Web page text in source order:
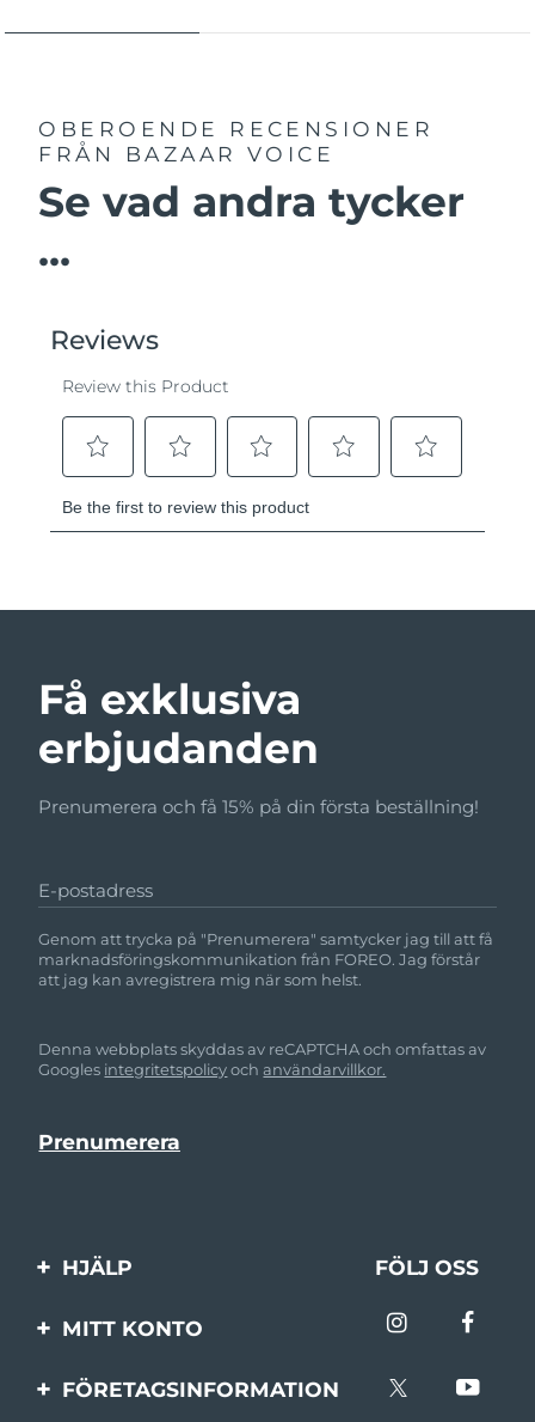
OBEROENDE RECENSIONER
FRÅN BAZAAR VOICE
Se vad andra tycker
...
Få exklusiva
erbjudanden
Prenumerera och få 15% på din första beställning!
E-postadress
Genom att trycka på "Prenumerera" samtycker jag till att få
marknadsföringskommunikation från FOREO. Jag förstår
att jag kan avregistrera mig när som helst.
Denna webbplats skyddas av reCAPTCHA och omfattas av
Googles integritetspolicyochanvändarvillkor.
HJÄLP
Kontakta oss
FÖLJ OSS
MITT KONTO
Produktregistrering
FÖRETAGSINFORMATION